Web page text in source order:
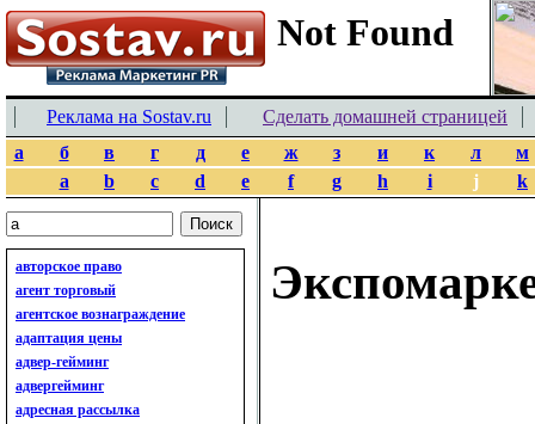
Реклама на Sostav.ru
Сделать домашней страницей
а
б в г д е ж з и к л
м
a
b c d e f g h i j k
авторское право
агент торговый
агентское вознаграждение
адаптация цены
адвер-гейминг
адвергейминг
адресная рассылка